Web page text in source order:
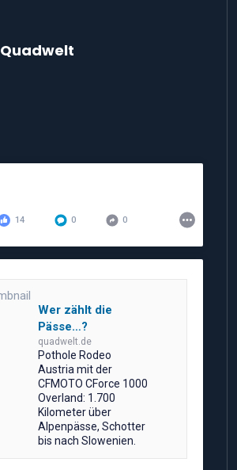
Quadwelt
14 0 0
Wer zählt die
Pässe…?
quadwelt.de
Pothole Rodeo
Austria mit der
CFMOTO CForce 1000
Overland: 1.700
Kilometer über
Alpenpässe, Schotter
bis nach Slowenien.